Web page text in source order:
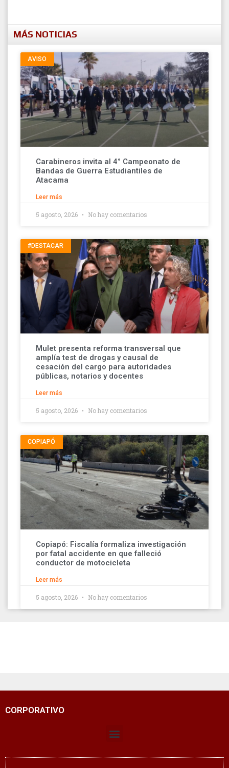
MÁS NOTICIAS
AVISO
Carabineros invita al 4° Campeonato de
Bandas de Guerra Estudiantiles de
Atacama
Leer más
5 agosto, 2026 No hay comentarios
#DESTACAR
Mulet presenta reforma transversal que
amplía test de drogas y causal de
cesación del cargo para autoridades
públicas, notarios y docentes
Leer más
5 agosto, 2026 No hay comentarios
COPIAPÓ
Copiapó: Fiscalía formaliza investigación
por fatal accidente en que falleció
conductor de motocicleta
Leer más
5 agosto, 2026 No hay comentarios
CORPORATIVO